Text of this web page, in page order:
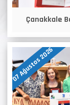
Çanakkale
07 Ağustos 2026